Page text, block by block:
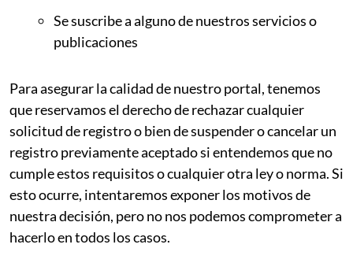
Se suscribe a alguno de nuestros servicios o
publicaciones
Para asegurar la calidad de nuestro portal, tenemos
que reservamos el derecho de rechazar cualquier
solicitud de registro o bien de suspender o cancelar un
registro previamente aceptado si entendemos que no
cumple estos requisitos o cualquier otra ley o norma. Si
esto ocurre, intentaremos exponer los motivos de
nuestra decisión, pero no nos podemos comprometer a
hacerlo en todos los casos.